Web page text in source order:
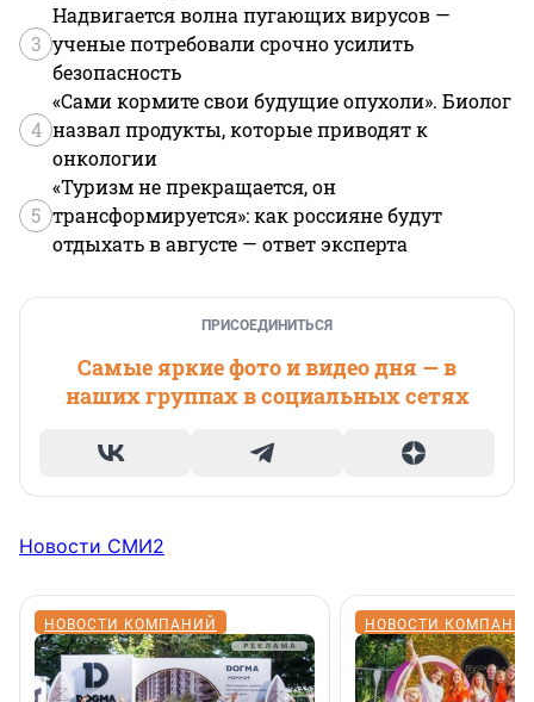
3
Надвигается волна пугающих вирусов —
ученые потребовали срочно усилить
безопасность
4
«Сами кормите свои будущие опухоли». Биолог
назвал продукты, которые приводят к
онкологии
5
«Туризм не прекращается, он
трансформируется»: как россияне будут
отдыхать в августе — ответ эксперта
ПРИСОЕДИНИТЬСЯ
Самые яркие фото и видео дня — в
наших группах в социальных сетях
Новости СМИ2
НОВОСТИ КОМПАНИЙ НОВОСТИ